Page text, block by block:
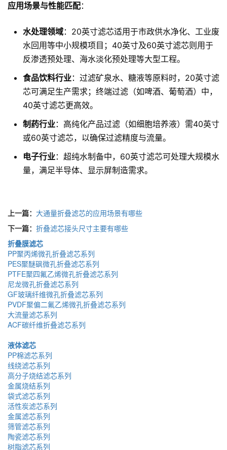
应用场景与性能匹配：
水处理领域：20英寸滤芯适用于市政供水净化、工业废
水回用等中小规模项目；40英寸及60英寸滤芯则用于
反渗透预处理、海水淡化预处理等大型工程。
食品饮料行业：过滤矿泉水、糖液等原料时，20英寸滤
芯可满足生产需求；终端过滤（如啤酒、葡萄酒）中，
40英寸滤芯更高效。
制药行业：高纯化产品过滤（如细胞培养液）需40英寸
或60英寸滤芯，以确保过滤精度与流量。
电子行业：超纯水制备中，60英寸滤芯可处理大规模水
量，满足半导体、显示屏制造需求。
上一篇： 大通量折叠滤芯的应用场景有哪些
下一篇： 折叠滤芯接头尺寸主要有哪些
折叠膜滤芯
PP聚丙烯微孔折叠滤芯系列
PES聚醚砜微孔折叠滤芯系列
PTFE聚四氟乙烯微孔折叠滤芯系列
尼龙微孔折叠滤芯系列
GF玻璃纤维微孔折叠滤芯系列
PVDF聚偏二氟乙烯微孔折叠滤芯系列
大流量滤芯系列
ACF碳纤维折叠滤芯系列
液体滤芯
PP棉滤芯系列
线绕滤芯系列
高分子烧结滤芯系列
金属烧结系列
袋式滤芯系列
活性炭滤芯系列
金属滤芯系列
筛管滤芯系列
陶瓷滤芯系列
树脂滤芯系列